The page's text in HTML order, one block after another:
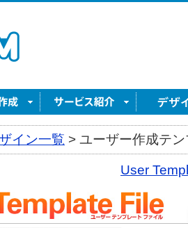
イン一覧 > ユーザー作成テ
User